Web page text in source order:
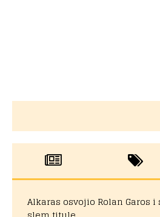
Alkaras osvojio Rolan Garos i